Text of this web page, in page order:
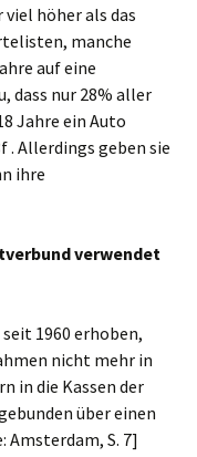
höher als das
manche
auf eine
dass nur 28% aller
Jahre ein Auto
f. Allerdings geben sie
ihre
verwendet
1960 erhoben,
nicht mehr in
in die Kassen der
über einen
Amsterdam, S. 7]